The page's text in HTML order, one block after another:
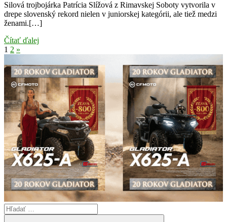
Silová trojbojárka Patrícia Slížová z Rimavskej Soboty vytvorila v
drepe slovenský rekord nielen v juniorskej kategórii, ale tiež medzi
ženami.[…]
Čítať ďalej
Stránkovanie
príspevkov
1 2 Next
»
Search
for: